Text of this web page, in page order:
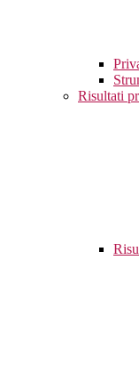
Risultati